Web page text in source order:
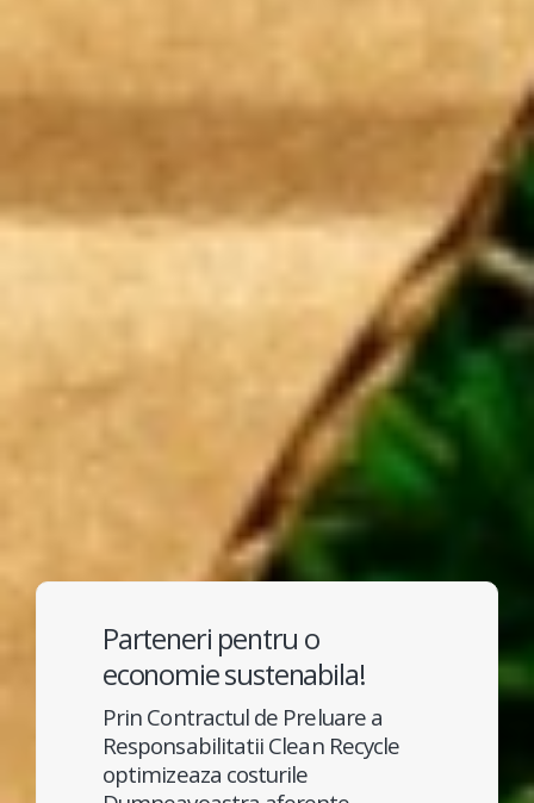
Parteneri pentru o
economie sustenabila!
Prin Contractul de Preluare a
Responsabilitatii Clean Recycle
optimizeaza costurile